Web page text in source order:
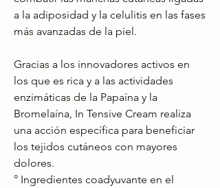
a la adiposidad y la celulitis en las fases
más avanzadas de la piel.
Gracias a los innovadores activos en
los que es rica y a las actividades
enzimáticas de la Papaína y la
Bromelaína, In Tensive Cream realiza
una acción específica para beneficiar
los tejidos cutáneos con mayores
dolores.
° Ingredientes coadyuvante en el